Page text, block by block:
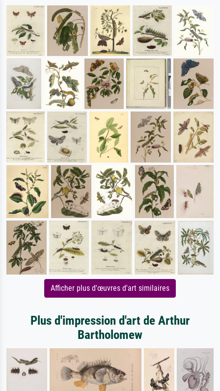
Afficher plus d'œuvres d'art similaires
Plus d'impression d'art de Arthur
Bartholomew